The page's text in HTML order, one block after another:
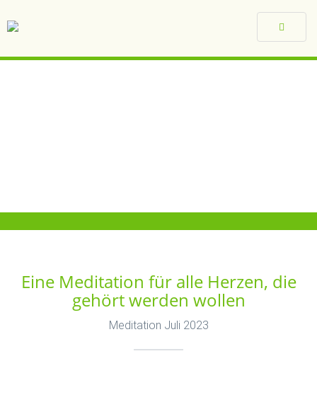
Toggle
Eine Meditation für alle Herzen, die
gehört werden wollen
Meditation Juli 2023